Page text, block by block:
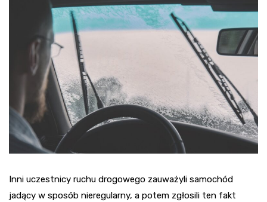
Inni uczestnicy ruchu drogowego zauważyli samochód
jadący w sposób nieregularny, a potem zgłosili ten fakt